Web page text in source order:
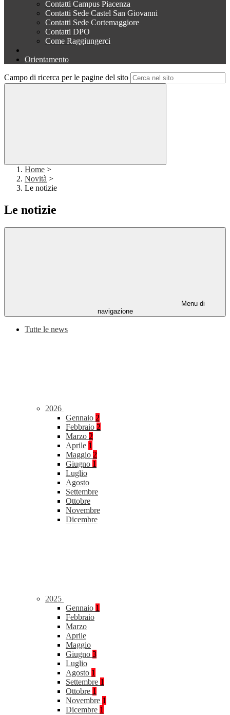
Contatti Campus Piacenza
Contatti Sede Castel San Giovanni
Contatti Sede Cortemaggiore
Contatti DPO
Come Raggiungerci
Orientamento
Campo di ricerca per le pagine del sito
Home >
Novità >
Le notizie
Le notizie
Menu di
navigazione
Tutte le news
2026
Gennaio 2
Febbraio 2
Marzo 2
Aprile 1
Maggio 2
Giugno 1
Luglio
Agosto
Settembre
Ottobre
Novembre
Dicembre
2025
Gennaio 1
Febbraio
Marzo
Aprile
Maggio
Giugno 3
Luglio
Agosto 1
Settembre 1
Ottobre 1
Novembre 1
Dicembre 1